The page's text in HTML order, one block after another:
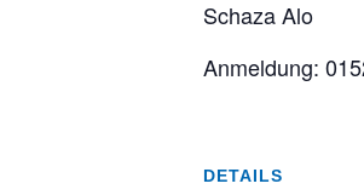
Schaza Alo
Anmeldung:
DETAILS